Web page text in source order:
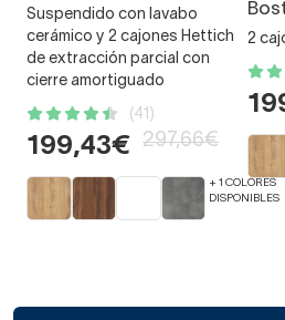
Suspendido con lavabo
cerámico y 2 cajones Hettich
de extracción parcial con
cierre amortiguado
(41)
199,43€ 297,66€
+ 1 COLORES
DISPONIBLES
2